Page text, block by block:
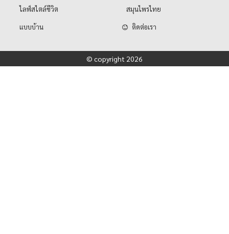
ไลฟ์สไตล์ชีวิต สมุนไพรไทย
แบบบ้าน ติดต่อเรา
© copyright 2026